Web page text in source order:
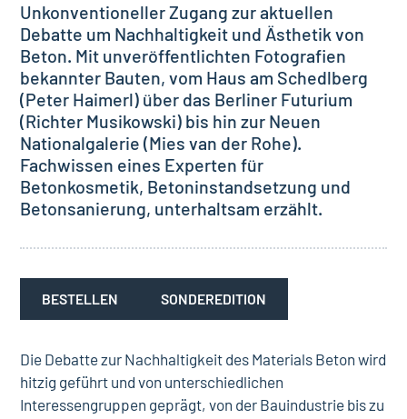
Unkonventioneller Zugang zur aktuellen
Debatte um Nachhaltigkeit und Ästhetik von
Beton. Mit unveröffentlichten Fotografien
bekannter Bauten, vom Haus am Schedlberg
(Peter Haimerl) über das Berliner Futurium
(Richter Musikowski) bis hin zur Neuen
Nationalgalerie (Mies van der Rohe).
Fachwissen eines Experten für
Betonkosmetik, Betoninstandsetzung und
Betonsanierung, unterhaltsam erzählt.
BESTELLEN SONDEREDITION
Die Debatte zur Nachhaltigkeit des Materials Beton wird
hitzig geführt und von unterschiedlichen
Interessengruppen geprägt, von der Bauindustrie bis zu